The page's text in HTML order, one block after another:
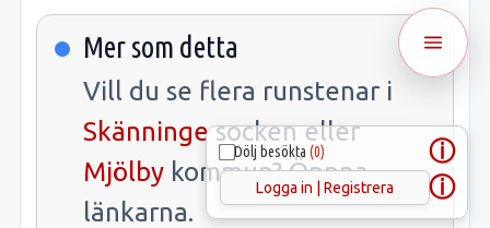
Dölj besökta (0) ⓘ
Logga in | Registrera ⓘ
Mer som detta
Vill du se flera runstenar i
Skänningesocken eller
Mjölby kommun? Öppna
länkarna.